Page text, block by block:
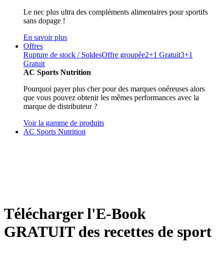
Le nec plus ultra des compléments alimentaires pour sportifs
sans dopage !
En savoir plus
Offres
Rupture de stock / SoldesOffre groupée2+1 Gratuit3+1
Gratuit
AC Sports Nutrition
Pourquoi payer plus cher pour des marques onéreuses alors
que vous pouvez obtenir les mêmes performances avec la
marque de distributeur ?
Voir la gamme de produits
AC Sports Nutrition
Télécharger l'E-Book
GRATUIT des recettes de sport